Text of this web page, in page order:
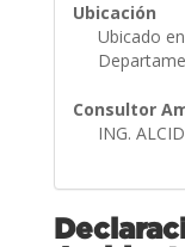
Ubicación
Ubicado
Consultor
ING.